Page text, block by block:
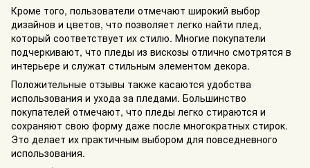
Кроме того, пользователи отмечают широкий выбор
дизайнов и цветов, что позволяет легко найти плед,
который соответствует их стилю. Многие покупатели
подчеркивают, что пледы из вискозы отлично смотрятся в
интерьере и служат стильным элементом декора.
Положительные отзывы также касаются удобства
использования и ухода за пледами. Большинство
покупателей отмечают, что пледы легко стираются и
сохраняют свою форму даже после многократных стирок.
Это делает их практичным выбором для повседневного
использования.